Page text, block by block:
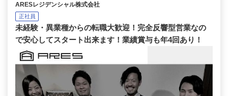
ARESレジデンシャル株式会社
正社員
未経験・異業種からの転職大歓迎！完全反響型営業なの
で安心してスタート出来ます！業績賞与も年4回あり！